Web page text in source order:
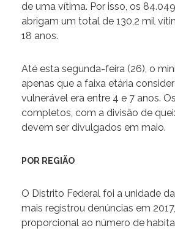
de uma vítima. Por isso, os
abrigam um total de 130,2 mil
18 anos.
Até esta segunda-feira (26), o
apenas que a faixa etária
vulnerável era entre 4 e 7 anos.
completos, com a divisão de
devem ser divulgados em maio.
POR REGIÃO
O Distrito Federal foi a unidade
mais registrou denúncias em
proporcional ao número de